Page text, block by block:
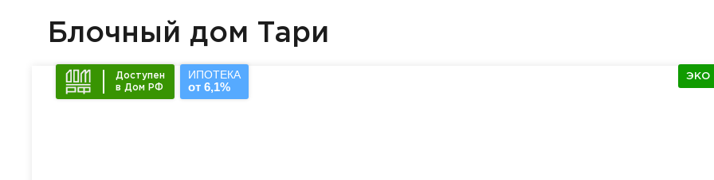
Блочный дом Тари
Доступен
в Дом РФ
ИПОТЕКА
от 6,1%
ЭКО